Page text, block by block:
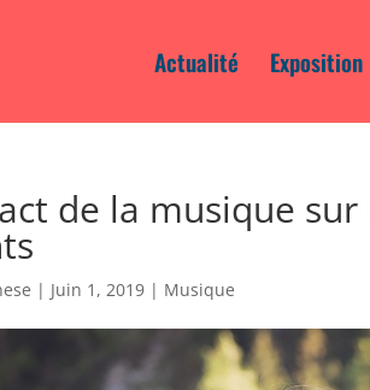
Actualité Exposition
de la musique
| Juin 1, 2019 | Musique